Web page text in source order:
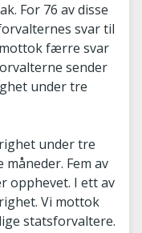
For 76 av disse
svar til
færre svar
sender
under tre
under tre
Fem av
opphevet. I ett av
Vi mottok
statsforvaltere.